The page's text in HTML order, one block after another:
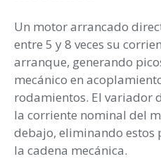
Un motor arrancado
entre 5 y 8 veces su
arranque, generando
mecánico en
rodamientos. El variador
la corriente nominal del
debajo, eliminando estos
la cadena mecánica.